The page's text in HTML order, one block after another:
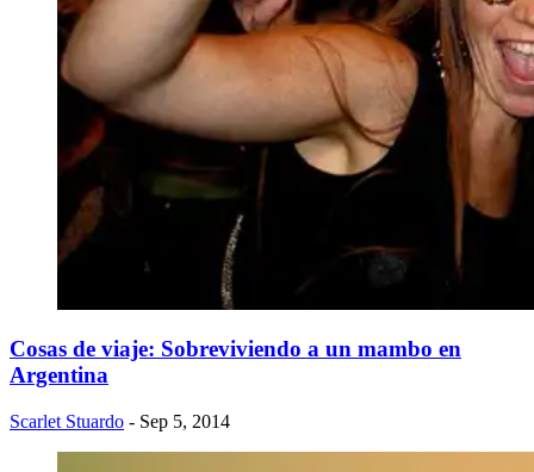
Cosas de viaje: Sobreviviendo a un mambo en
Argentina
Scarlet Stuardo - Sep 5, 2014